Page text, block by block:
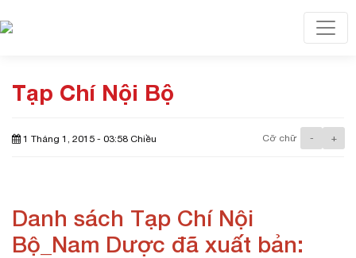
Tạp Chí Nội Bộ
1 Tháng 1, 2015 - 03:58 Chiều Cỡ chữ - +
Danh sách Tạp Chí Nội
Bộ_Nam Dược đã xuất bản: